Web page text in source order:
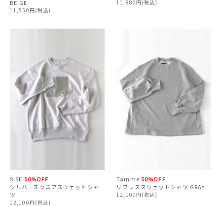
BEIGE
11,550円(税込)
11,880円(税込)
SISE 50%OFF
シルバースクエアスウェットシャ
ツ
12,100円(税込)
Tamme 50%OFF
リブレススウェットシャツ GRAY
12,100円(税込)